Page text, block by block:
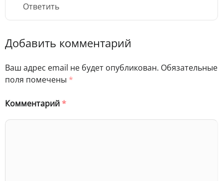
Ответить
Добавить комментарий
Ваш адрес email не будет опубликован. Обязательные
поля помечены *
Комментарий*